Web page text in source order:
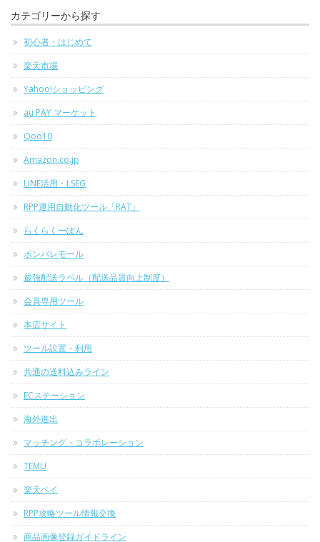
カテゴリーから探す
初心者・はじめて
楽天市場
Yahoo!ショッピング
au PAY マーケット
Qoo10
Amazon.co.jp
LINE活用・LSEG
RPP運用自動化ツール「RAT」
らくらくーぽん
ポンパレモール
最強配送ラベル（配送品質向上制度）
会員専用ツール
本店サイト
ツール設置・利用
共通の送料込みライン
ECステーション
海外進出
マッチング・コラボレーション
TEMU
楽天ペイ
RPP攻略ツール情報交換
商品画像登録ガイドライン